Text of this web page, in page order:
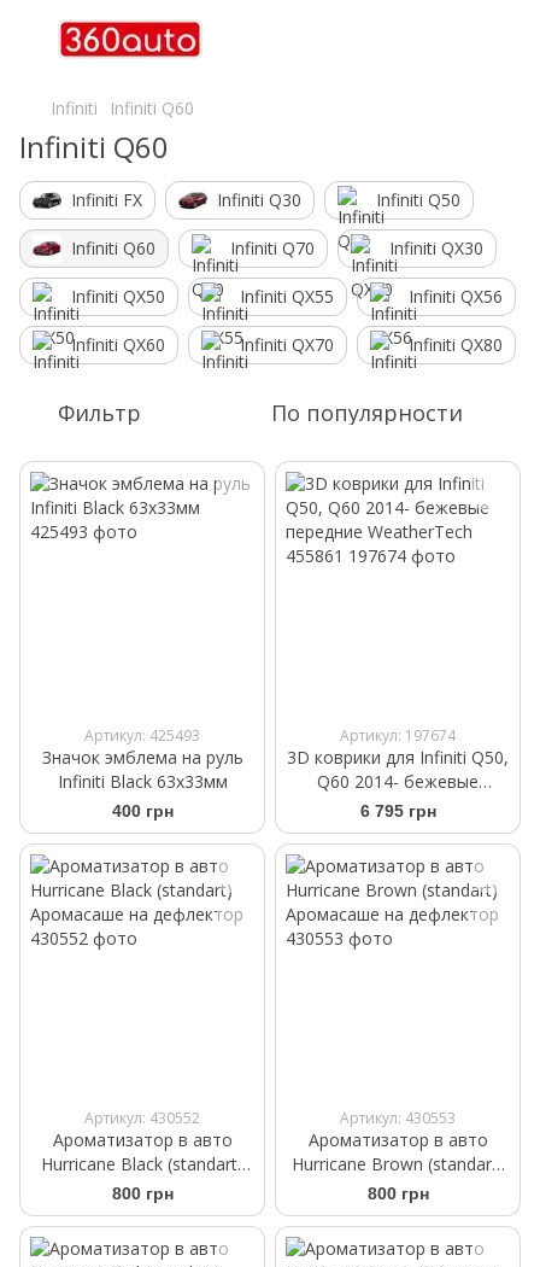
Infiniti Infiniti Q60
Infiniti Q60
Infiniti FX Infiniti Q30 Infiniti Q50
Infiniti Q60 Infiniti Q70 Infiniti QX30
Infiniti QX50 Infiniti QX55 Infiniti QX56
Infiniti QX60 Infiniti QX70 Infiniti QX80
Фильтр По популярности
Артикул: 425493
Значок эмблема на руль
Infiniti Black 63х33мм
400 грн
Артикул: 197674
3D коврики для Infiniti Q50,
Q60 2014- бежевые
передние WeatherTech
455861
6 795 грн
Артикул: 430552
Ароматизатор в авто
Hurricane Black (standart)
Аромасаше на дефлектор
800 грн
Артикул: 430553
Ароматизатор в авто
Hurricane Brown (standart)
Аромасаше на дефлектор
800 грн